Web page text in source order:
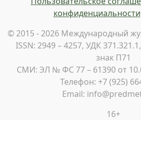
конфиденциальности
© 2015 - 2026 Международный
ISSN: 2949 – 4257, УДК
знак П71
СМИ: ЭЛ № ФС 77 – 61390 от
Телефон: +7 (925)
Email:
16+